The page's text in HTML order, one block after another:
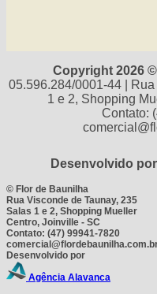
Copyright 2026 ©
05.596.284/0001-44 |
1 e 2, Shopping
Contato:
Desenvolvido por
© Flor de Baunilha
Rua Visconde de Taunay, 235
Salas 1 e 2, Shopping Mueller
Centro, Joinville - SC
Contato: (47) 99941-7820
Desenvolvido por
Agência Alavanca